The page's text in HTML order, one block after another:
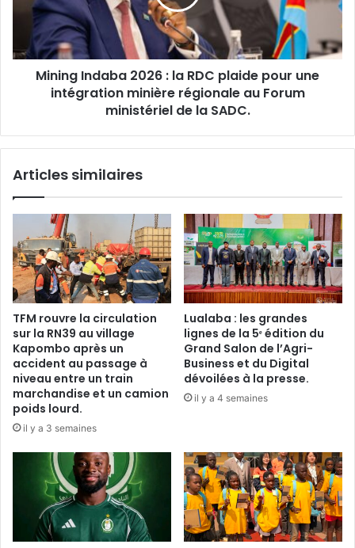
RDC
plaide
une
intégration
Forum
de
Mining Indaba 2026 : la RDC plaide pour une
intégration minière régionale au Forum
ministériel de la SADC.
Articles similaires
TFM rouvre la circulation
sur la RN39 au village
Kapombo après un
accident au passage à
niveau entre un train
marchandise et un camion
poids lourd.
il y a 3 semaines
Lualaba : les grandes
lignes de la 5ᵉ édition du
Grand Salon de l’Agri-
Business et du Digital
dévoilées à la presse.
il y a 4 semaines